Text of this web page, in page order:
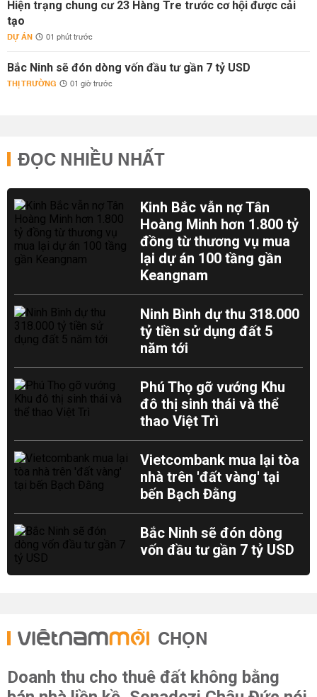
Hiện trạng chung cư 23 Hàng Tre trước cơ hội được cải
tạo
DỰ ÁN 01 phút trước
Bắc Ninh sẽ đón dòng vốn đầu tư gần 7 tỷ USD
THỊ TRƯỜNG 01 giờ trước
ĐỌC NHIỀU NHẤT
Kinh Bắc vẫn nợ Tân
Hoàng Minh hơn 1.800 tỷ
đồng từ thương vụ mua
lại dự án 100 tầng gần
Keangnam
Ninh Bình dự thu 318.000
tỷ tiền sử dụng đất 5
năm tới
Phú Thọ gỡ vướng Khu
đô thị sinh thái và thể
thao Việt Trì
Vietcombank mua lại tòa
nhà trên 'đất vàng' tại
bến Bạch Đằng
Bắc Ninh sẽ đón dòng
vốn đầu tư gần 7 tỷ USD
CHỌN
Doanh thu cho thuê đất không bằng